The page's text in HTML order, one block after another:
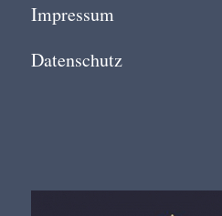
Impressum
Datenschutz